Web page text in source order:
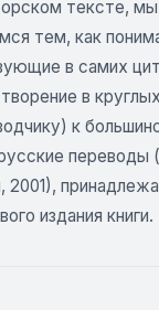
тексте,
тем, как
в самих
в
к
переводы
издания книги.